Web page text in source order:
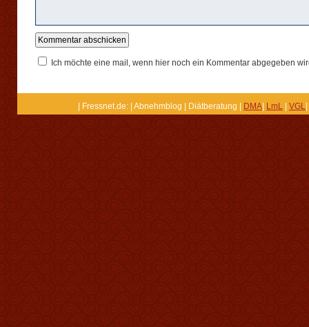
Ich möchte eine mail, wenn hier noch ein Kommentar abgegeben
| Fressnet.de: | Abnehmblog | Diätberatung | DMA LmL VGL